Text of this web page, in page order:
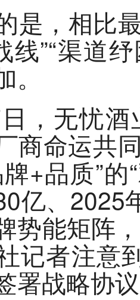
是，相比
线”“渠道
，无忧
命运共同
+品质”
亿、2025
势能矩阵
记者注意
署战略协